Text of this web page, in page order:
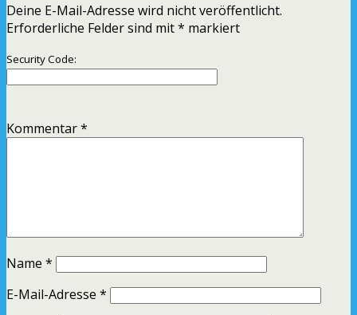
Deine E-Mail-Adresse wird nicht veröffentlicht.
Erforderliche Felder sind mit* markiert
Security Code:
Kommentar*
Name *
E-Mail-Adresse *